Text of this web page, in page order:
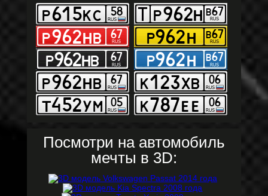
Посмотри на автомобиль
мечты в 3D: